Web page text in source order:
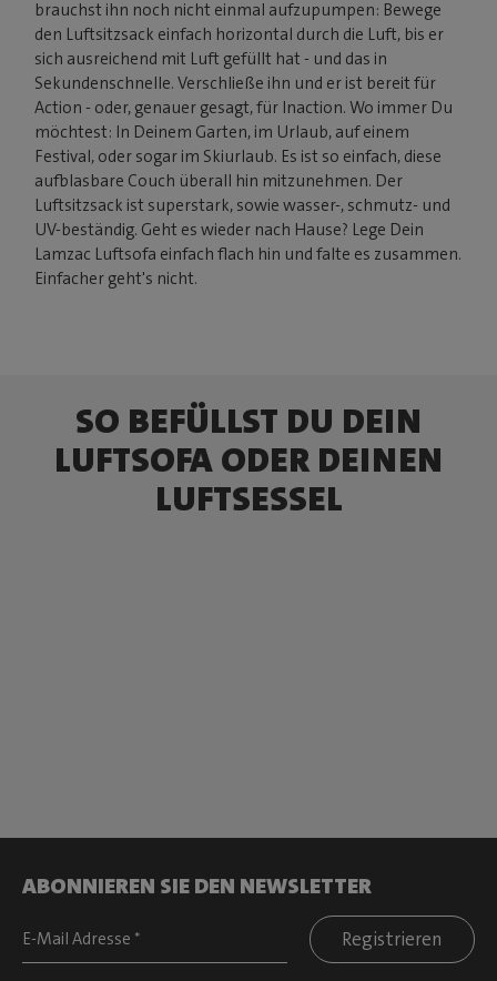
brauchst ihn noch nicht einmal aufzupumpen: Bewege
den Luftsitzsack einfach horizontal durch die Luft, bis er
sich ausreichend mit Luft gefüllt hat - und das in
Sekundenschnelle. Verschließe ihn und er ist bereit für
Action - oder, genauer gesagt, für Inaction. Wo immer Du
möchtest: In Deinem Garten, im Urlaub, auf einem
Festival, oder sogar im Skiurlaub. Es ist so einfach, diese
aufblasbare Couch überall hin mitzunehmen. Der
Luftsitzsack ist superstark, sowie wasser-, schmutz- und
UV-beständig. Geht es wieder nach Hause? Lege Dein
Lamzac Luftsofa einfach flach hin und falte es zusammen.
Einfacher geht's nicht.
SO BEFÜLLST DU DEIN
LUFTSOFA ODER DEINEN
LUFTSESSEL
ABONNIEREN SIE DEN NEWSLETTER
Registrieren